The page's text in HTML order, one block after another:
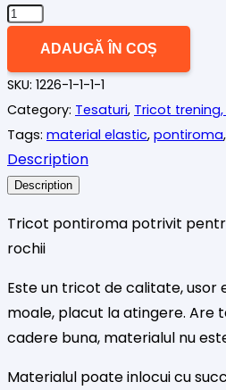
Cantitate
carouri
3
ADAUGĂ ÎN COȘ
SKU: 1226-1-1-1-1
Category: Tesaturi, Tricot
Tags: material elastic, pontiroma,
Description
Description
Tricot pontiroma potrivit
rochii
Este un tricot de calitate, usor
moale, placut la atingere. Are
cadere buna, materialul nu
Materialul poate inlocui cu